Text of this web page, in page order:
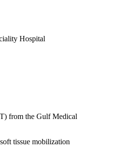
Hospital
from the Gulf Medical
tissue mobilization